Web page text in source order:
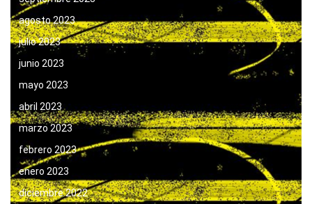
agosto 2023
julio 2023
junio 2023
mayo 2023
abril 2023
marzo 2023
febrero 2023
enero 2023
diciembre 2022